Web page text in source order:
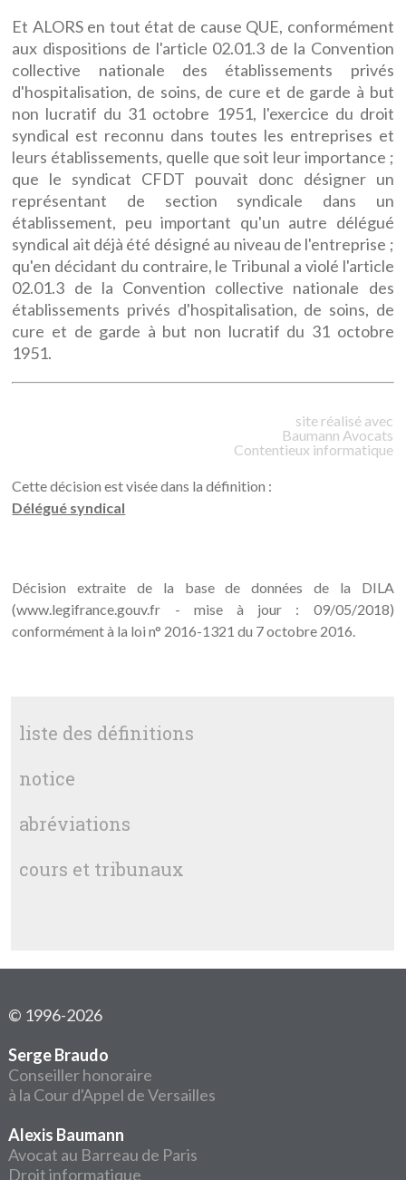
Et ALORS en tout état de cause QUE, conformément
aux dispositions de l'article 02.01.3 de la Convention
collective nationale des établissements privés
d'hospitalisation, de soins, de cure et de garde à but
non lucratif du 31 octobre 1951, l'exercice du droit
syndical est reconnu dans toutes les entreprises et
leurs établissements, quelle que soit leur importance ;
que le syndicat CFDT pouvait donc désigner un
représentant de section syndicale dans un
établissement, peu important qu'un autre délégué
syndical ait déjà été désigné au niveau de l'entreprise ;
qu'en décidant du contraire, le Tribunal a violé l'article
02.01.3 de la Convention collective nationale des
établissements privés d'hospitalisation, de soins, de
cure et de garde à but non lucratif du 31 octobre
1951.
site réalisé avec
Baumann Avocats
Contentieux informatique
Cette décision est visée dans la définition :
Délégué syndical
Décision extraite de la base de données de la DILA
(www.legifrance.gouv.fr - mise à jour : 09/05/2018)
conformément à la loi n° 2016-1321 du 7 octobre 2016.
liste des définitions
notice
abréviations
cours et tribunaux
© 1996-2026
Serge Braudo
Conseiller honoraire
à la Cour d'Appel de Versailles
Alexis Baumann
Avocat au Barreau de Paris
Droit informatique